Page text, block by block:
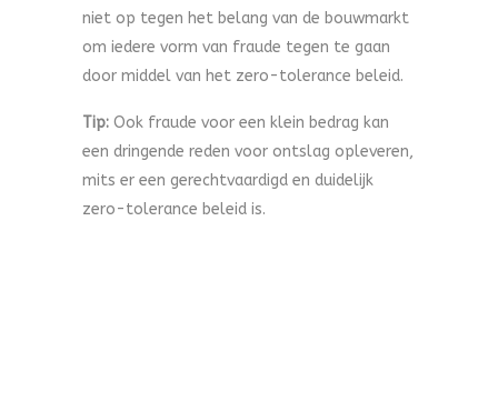
niet op tegen het belang van de bouwmarkt
om iedere vorm van fraude tegen te gaan
door middel van het zero-tolerance beleid.
Tip: Ook fraude voor een klein bedrag kan
een dringende reden voor ontslag opleveren,
mits er een gerechtvaardigd en duidelijk
zero-tolerance beleid is.